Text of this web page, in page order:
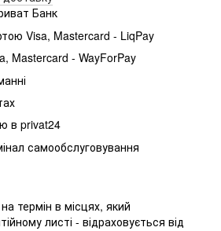
Банк
Visa, Mastercard - LiqPay
Mastercard - WayForPay
в privat24
самообслуговування
термін в місцях, який
листі - відраховується від